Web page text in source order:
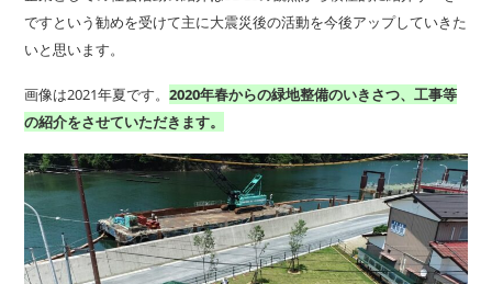
新艇・展示艇情報
求人情報 会社概要
ですという勧めを受けて主に大震災後の活動を今後アップしていきた
いと思います。
画像は2021年夏です。2020年春からの緑地整備のいきさつ、工事等
の紹介をさせていただきます。